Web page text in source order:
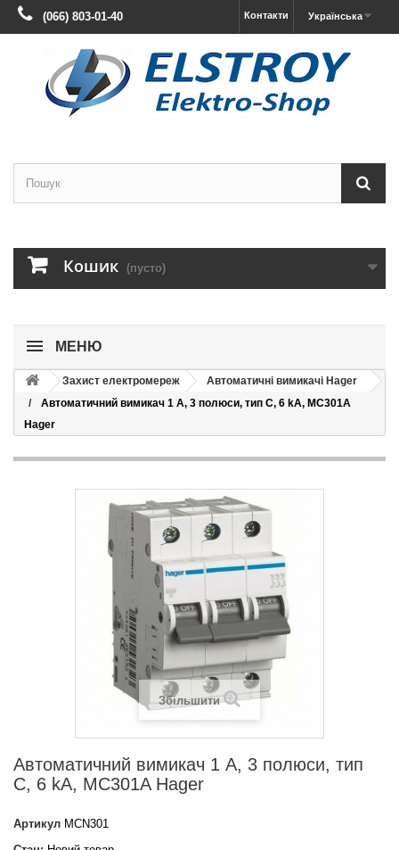
Українська
Контакти
(066) 803-01-40
Кошик (пусто)
МЕНЮ
Захист електромереж
Автоматичні вимикачі Hager
Автоматичний вимикач 1 А, 3 полюси, тип C, 6 kA, MC301A
Hager
Збільшити
Автоматичний вимикач 1 А, 3 полюси, тип
C, 6 kA, MC301A Hager
Артикул MCN301